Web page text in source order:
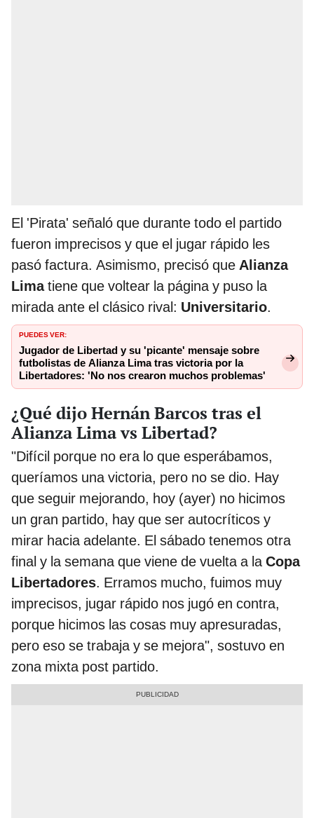
El 'Pirata' señaló que durante todo el partido
fueron imprecisos y que el jugar rápido les
pasó factura. Asimismo, precisó que Alianza
Limatiene que voltear la página y puso la
mirada ante el clásico rival: Universitario.
PUEDES VER:
Jugador de Libertad y su 'picante' mensaje sobre
futbolistas de Alianza Lima tras victoria por la
Libertadores: 'No nos crearon muchos problemas'
¿Qué dijo Hernán Barcos tras el
Alianza Lima vs Libertad?
"Difícil porque no era lo que esperábamos,
queríamos una victoria, pero no se dio. Hay
que seguir mejorando, hoy (ayer) no hicimos
un gran partido, hay que ser autocríticos y
mirar hacia adelante. El sábado tenemos otra
final y la semana que viene de vuelta a laCopa
Libertadores. Erramos mucho, fuimos muy
imprecisos, jugar rápido nos jugó en contra,
porque hicimos las cosas muy apresuradas,
pero eso se trabaja y se mejora", sostuvo en
zona mixta post partido.